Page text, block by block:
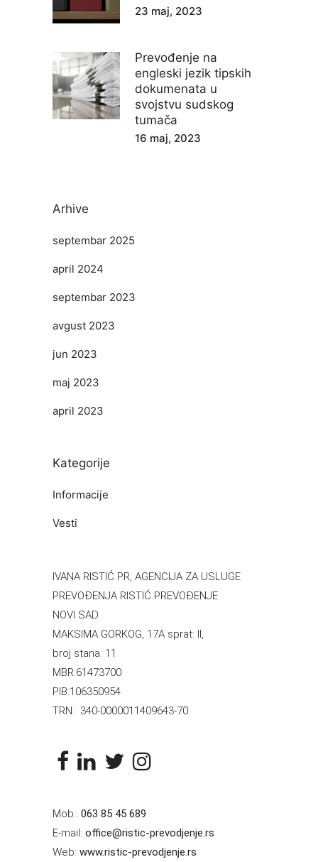
23 maj, 2023
Prevođenje na
engleski jezik tipskih
dokumenata u
svojstvu sudskog
tumača
16 maj, 2023
Arhive
septembar 2025
april 2024
septembar 2023
avgust 2023
jun 2023
maj 2023
april 2023
Kategorije
Informacije
Vesti
IVANA RISTIĆ PR, AGENCIJA ZA USLUGE
PREVOĐENJA RISTIĆ PREVOĐENJE
NOVI SAD
MAKSIMA GORKOG, 17A sprat: II,
broj stana: 11
MBR:61473700
PIB:106350954
TRN: 340-0000011409643-70
Mob.: 063 85 45 689
E-mail: office@ristic-prevodjenje.rs
Web: www.ristic-prevodjenje.rs